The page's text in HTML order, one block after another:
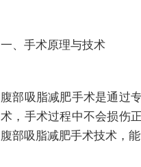
一、手术原理与技术
腹部吸脂减肥手术是通过
术，手术过程中不会损伤
腹部吸脂减肥手术技术，